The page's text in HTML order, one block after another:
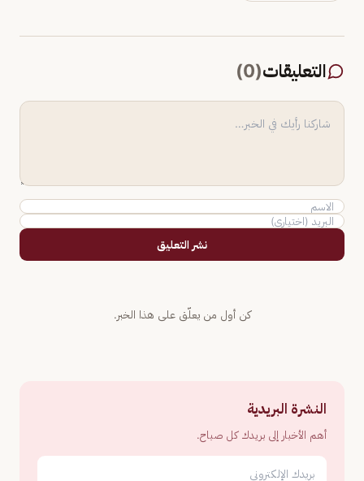
التعليقات(
0
)
نشر التعليق
كن أول من يعلّق على هذا الخبر.
النشرة البريدية
أهم الأخبار إلى بريدك كل صباح.